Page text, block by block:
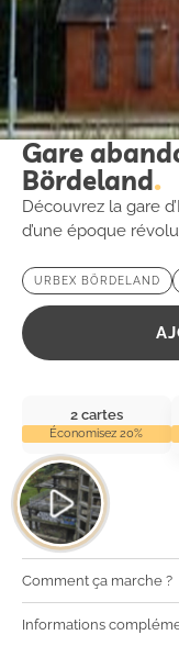
Gare
Bördeland
Découvrez la gare
d’une époque
Une exploration
de Bördeland vous
URBEX BÖRDELAND
2 cartes
Économisez 20%
Comment ça marche ?
Informations